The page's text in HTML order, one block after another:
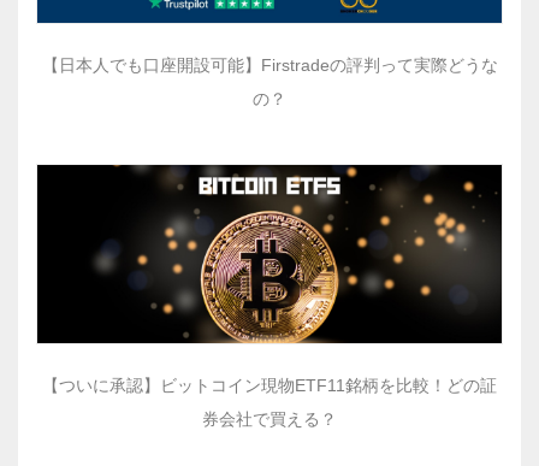
【日本人でも口座開設可能】Firstradeの評判って実際どうな
の？
【ついに承認】ビットコイン現物ETF11銘柄を比較！どの証
券会社で買える？